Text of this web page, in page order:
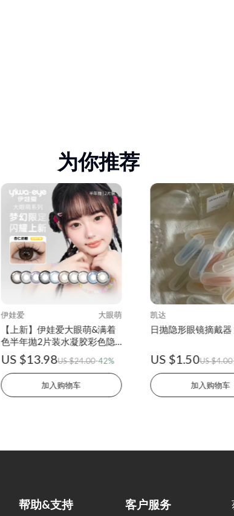
为你推荐
伊娃爱 大眼萌
【上新】伊娃爱大眼萌&满着
色半年抛2片装水凝胶彩色隐
形眼镜
US $13.98US $24.00-42%
加入购物车
凯达
日抛隐形眼镜摘戴器
US $1.50US $4.00
加入购物车
帮助&支持 客户服务